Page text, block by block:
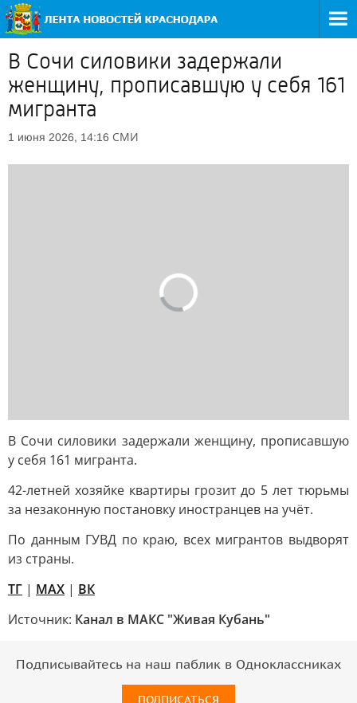
В Сочи силовики задержали
женщину, прописавшую у себя 161
мигранта
1 июня 2026, 14:16 СМИ
В Сочи силовики задержали женщину, прописавшую
у себя 161 мигранта.
42-летней хозяйке квартиры грозит до 5 лет тюрьмы
за незаконную постановку иностранцев на учёт.
По данным ГУВД по краю, всех мигрантов выдворят
из страны.
TГ | MAX | ВК
Источник: Канал в МАКС "Живая Кубань"
Подписывайтесь на наш паблик в Одноклассниках
ПОДПИСАТЬСЯ